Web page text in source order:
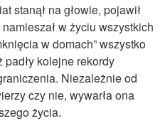
TYFLOLOGICZNY
stanął na głowie, pojawił
w życiu wszystkich
w domach” wszystko
padły kolejne rekordy
Niezależnie od
czy nie, wywarła ona
życia.